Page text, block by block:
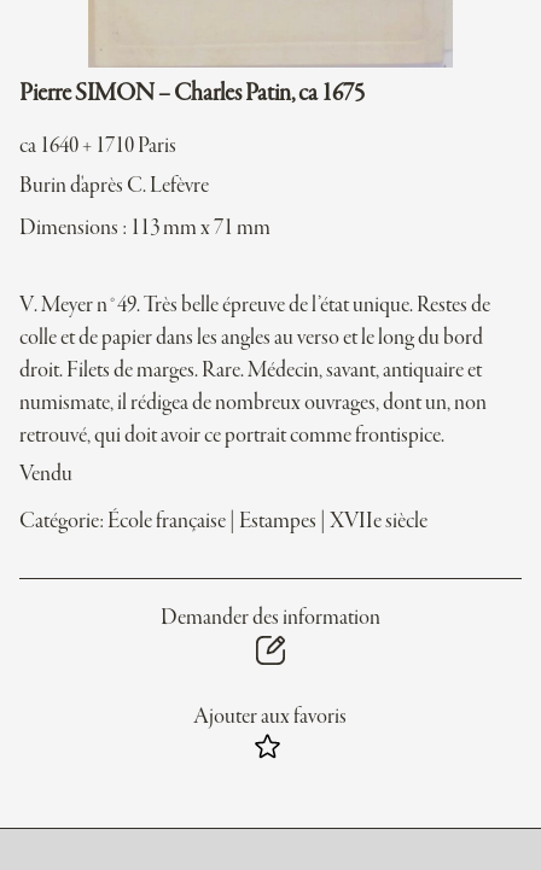
Pierre SIMON – Charles Patin, ca 1675
ca 1640 + 1710 Paris
Burin d'après C. Lefèvre
Dimensions : 113 mm x 71 mm
V. Meyer n°49. Très belle épreuve de l’état unique. Restes de
colle et de papier dans les angles au verso et le long du bord
droit. Filets de marges. Rare. Médecin, savant, antiquaire et
numismate, il rédigea de nombreux ouvrages, dont un, non
retrouvé, qui doit avoir ce portrait comme frontispice.
Vendu
Catégorie: École française Estampes XVIIe siècle
Demander des information
Ajouter aux favoris